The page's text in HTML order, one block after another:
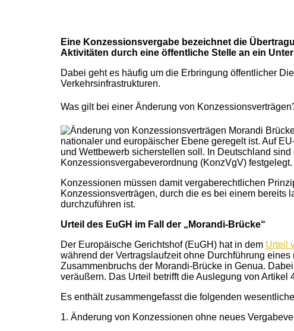
Eine Konzessionsvergabe bezeichnet die
Aktivitäten durch eine öffentliche Stelle an ein
Dabei geht es häufig um die Erbringung öffentlicher
Verkehrsinfrastrukturen.
Was gilt bei einer Änderung von
nationaler und europäischer Ebene geregelt ist. Auf
und Wettbewerb sicherstellen soll. In Deutschland
Konzessionsvergabeverordnung (KonzVgV) festgelegt.
Konzessionen müssen damit vergaberechtlichen
Konzessionsverträgen, durch die es bei einem bereits
durchzuführen ist.
Urteil des EuGH im Fall der „Morandi-Brücke“
Der Europäische Gerichtshof (EuGH) hat in dem Urteil
während der Vertragslaufzeit ohne Durchführung
Zusammenbruchs der Morandi-Brücke in Genua.
veräußern. Das Urteil betrifft die Auslegung von Artikel
Es enthält zusammengefasst die folgenden
1. Änderung von Konzessionen ohne neues